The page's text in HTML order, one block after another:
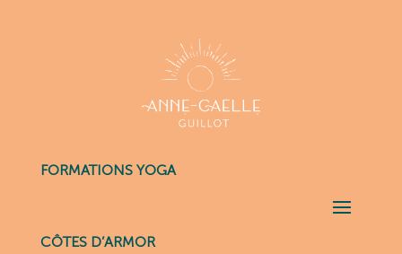
FORMATIONS YOGA
CÔTES D’ARMOR